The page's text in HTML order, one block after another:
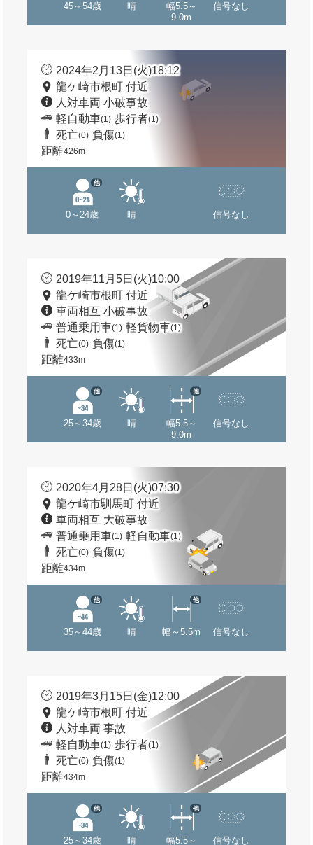
45～54歳 晴
幅5.5～
9.0m
信号なし
2024年2月13日(火)18:12
龍ケ崎市根町 付近
人対車両 小破事故
軽自動車(1) 歩行者(1)
死亡(0) 負傷(1)
距離426m
0～24歳
他
晴 信号なし
2019年11月5日(火)10:00
龍ケ崎市根町 付近
車両相互 小破事故
普通乗用車(1) 軽貨物車(1)
死亡(0) 負傷(1)
距離433m
25～34歳
他
晴
幅5.5～
9.0m
他
信号なし
2020年4月28日(火)07:30
龍ケ崎市馴馬町 付近
車両相互 大破事故
普通乗用車(1) 軽自動車(1)
死亡(0) 負傷(1)
距離434m
35～44歳
他
晴 幅～5.5m
他
信号なし
2019年3月15日(金)12:00
龍ケ崎市根町 付近
人対車両 事故
軽自動車(1) 歩行者(1)
死亡(0) 負傷(1)
距離434m
25～34歳
他
晴
幅5.5～
他
信号なし